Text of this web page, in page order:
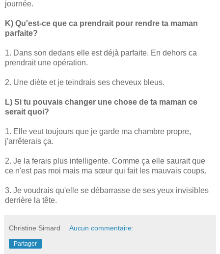
journée.
K) Qu'est-ce que ca prendrait pour rendre ta maman
parfaite?
1. Dans son dedans elle est déjà parfaite. En dehors ca
prendrait une opération.
2. Une diète et je teindrais ses cheveux bleus.
L) Si tu pouvais changer une chose de ta maman ce
serait quoi?
1. Elle veut toujours que je garde ma chambre propre,
j'arrêterais ça.
2. Je la ferais plus intelligente. Comme ça elle saurait que
ce n'est pas moi mais ma sœur qui fait les mauvais coups.
3. Je voudrais qu'elle se débarrasse de ses yeux invisibles
derrière la tête.
Christine Simard Aucun commentaire:
Partager